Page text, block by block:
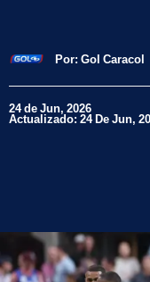
Por: Gol Caracol
24 de Jun, 2026
Actualizado: 24 De Jun,